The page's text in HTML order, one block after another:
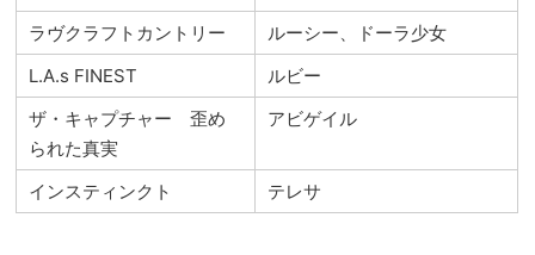
ラヴクラフトカントリー
ルーシー、ドーラ少女
L.A.s FINEST
ルビー
ザ・キャプチャー 歪め
られた真実
アビゲイル
インスティンクト テレサ